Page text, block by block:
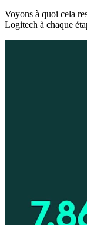
Voyons à quoi cela
Logitech à chaque